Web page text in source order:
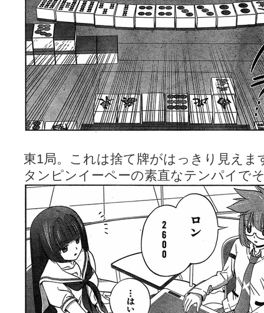
東1局。これは捨て牌がはっきり見えま
タンピンイーペーの素直なテンパイで